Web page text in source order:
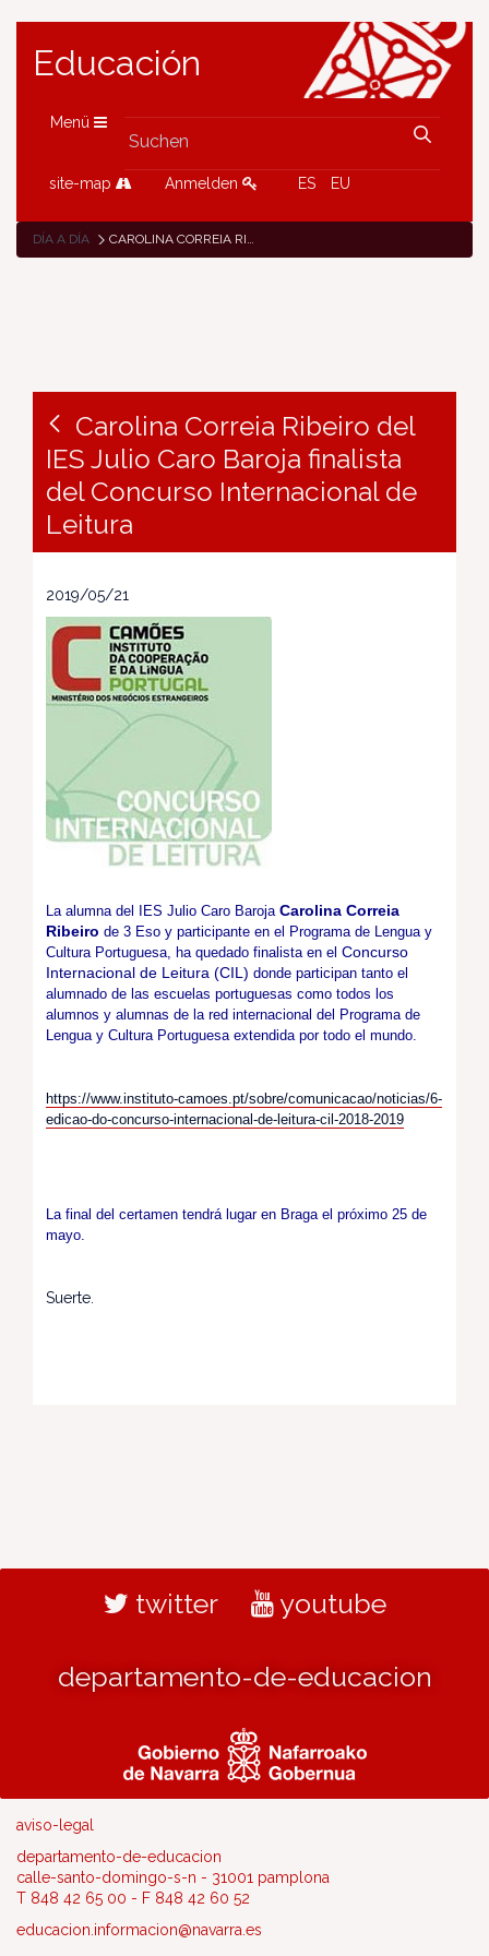
Educación
Menü
site-map Anmelden ES EU
DÍA A DÍA CAROLINA CORREIA RIBEIRO DEL IES JULIO CARO BAROJA FINALISTA DEL CONCURSO INTERNACIONAL DE LEITURA
Carolina Correia Ribeiro del
IES Julio Caro Baroja finalista
del Concurso Internacional de
Leitura
2019/05/21
La alumna del IES Julio Caro Baroja Carolina Correia
Ribeiro de 3 Eso y participante en el Programa de Lengua y
Cultura Portuguesa, ha quedado finalista en el Concurso
Internacional de Leitura (CIL) donde participan tanto el
alumnado de las escuelas portuguesas como todos los
alumnos y alumnas de la red internacional del Programa de
Lengua y Cultura Portuguesa extendida por todo el mundo.
https://www.instituto-camoes.pt/sobre/comunicacao/noticias/6-
edicao-do-concurso-internacional-de-leitura-cil-2018-2019
La final del certamen tendrá lugar en Braga el próximo 25 de
mayo.
Suerte.
twitter youtube
departamento-de-educacion
aviso-legal
departamento-de-educacion
calle-santo-domingo-s-n - 31001 pamplona
T 848 42 65 00 - F 848 42 60 52
educacion.informacion@navarra.es